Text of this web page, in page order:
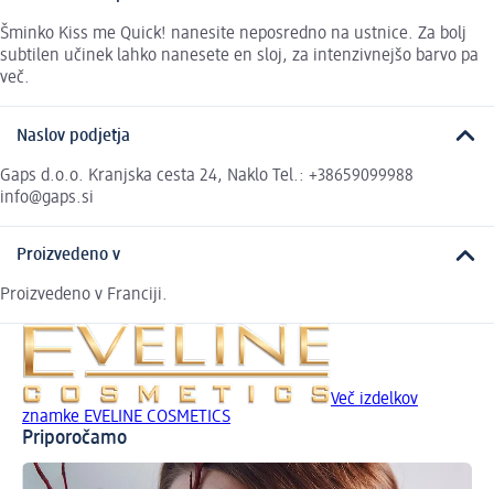
Šminko Kiss me Quick! nanesite neposredno na ustnice. Za bolj
subtilen učinek lahko nanesete en sloj, za intenzivnejšo barvo pa
več.
Naslov podjetja
Gaps d.o.o. Kranjska cesta 24, Naklo Tel.: +38659099988
info@gaps.si
Proizvedeno v
Proizvedeno v Franciji.
Več izdelkov
znamke EVELINE COSMETICS
Priporočamo